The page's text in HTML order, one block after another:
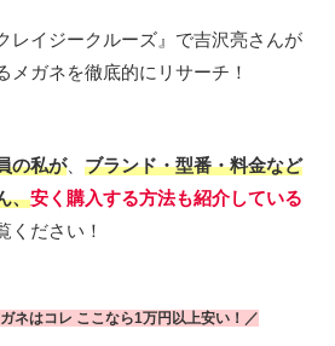
レイジークルーズ』で吉沢亮さんが
メガネを徹底的にリサーチ！
の私が、 ブランド・型番・料金など
、安く購入する方法も紹介している
ください！
ネはコレ ここなら1万円 以上安い ！ ／